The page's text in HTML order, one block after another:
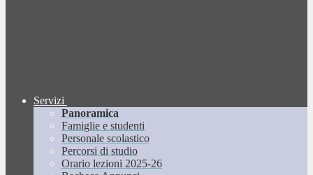
Servizi
Panoramica
Famiglie e studenti
Personale scolastico
Percorsi di studio
Orario lezioni 2025-26